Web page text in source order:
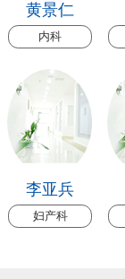
黄景仁
内科
李亚兵
妇产科